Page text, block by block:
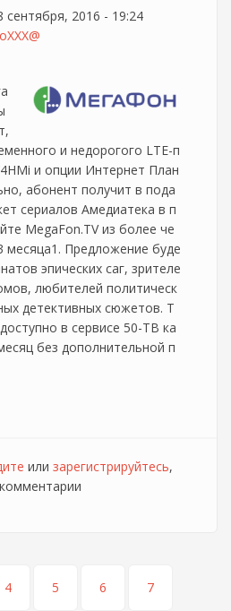
2016 - 19:24
и недорогого LTE-п
и опции Интернет План
абонент получит в пода
сериалов Амедиатека в п
MegaFon.TV из более че
месяца1. Предложение буде
эпических саг, зрителе
любителей политическ
детективных сюжетов. Т
в сервисе 50-ТВ ка
без дополнительной п
делает специальное
на планшет и сервисы
или зарегистрируйтесь,
4 5 6 7